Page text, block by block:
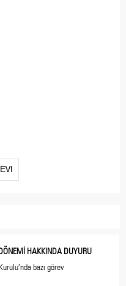
HAKKINDA DUYURU
bazı görev